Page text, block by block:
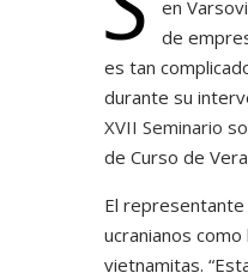
en
de
es tan
durante su
XVII Seminario
de Curso de
El representante
ucranianos
vietnamitas.